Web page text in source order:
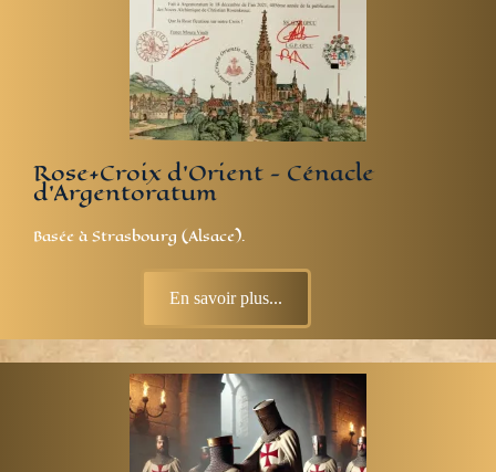
Rose+Croix d'Orient - Cénacle
d'Argentoratum
Basée àStrasbourg (Alsace).
En savoir plus...